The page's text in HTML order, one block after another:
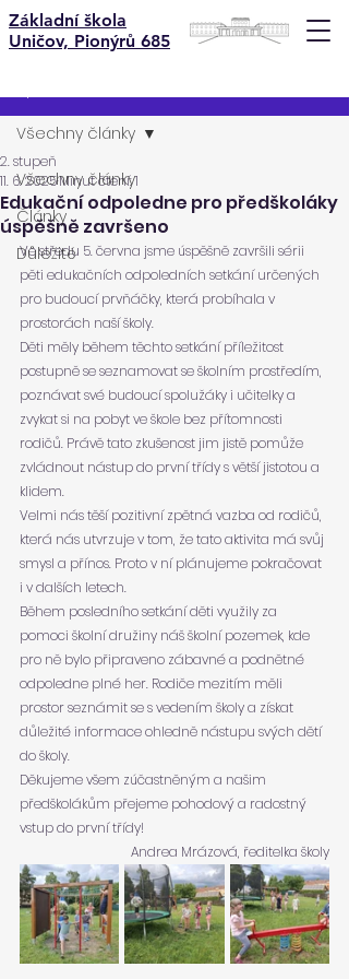
Základní škola
Uničov, Pionýrů 685
Všechny články
Články
Důležité
Všechny články
Edukační odpoledne pro předškoláky
úspěšně završeno
2. stupeň
11. 6. 2025Minut čtení: 1
Ve středu 5. června jsme úspěšně završili sérii
pěti edukačních odpoledních setkání určených
pro budoucí prvňáčky, která probíhala v
prostorách naší školy.
Děti měly během těchto setkání příležitost
postupně se seznamovat se školním prostředím,
poznávat své budoucí spolužáky i učitelky a
zvykat si na pobyt ve škole bez přítomnosti
rodičů. Právě tato zkušenost jim jistě pomůže
zvládnout nástup do první třídy s větší jistotou a
klidem.
Velmi nás těší pozitivní zpětná vazba od rodičů,
která nás utvrzuje v tom, že tato aktivita má svůj
smysl a přínos. Proto v ní plánujeme pokračovat
i v dalších letech.
Během posledního setkání děti využily za
pomoci školní družiny náš školní pozemek, kde
pro ně bylo připraveno zábavné a podnětné
odpoledne plné her. Rodiče mezitím měli
prostor seznámit se s vedením školy a získat
důležité informace ohledně nástupu svých dětí
do školy.
Děkujeme všem zúčastněným a našim
předškolákům přejeme pohodový a radostný
vstup do první třídy!
Andrea Mrázová, ředitelka školy